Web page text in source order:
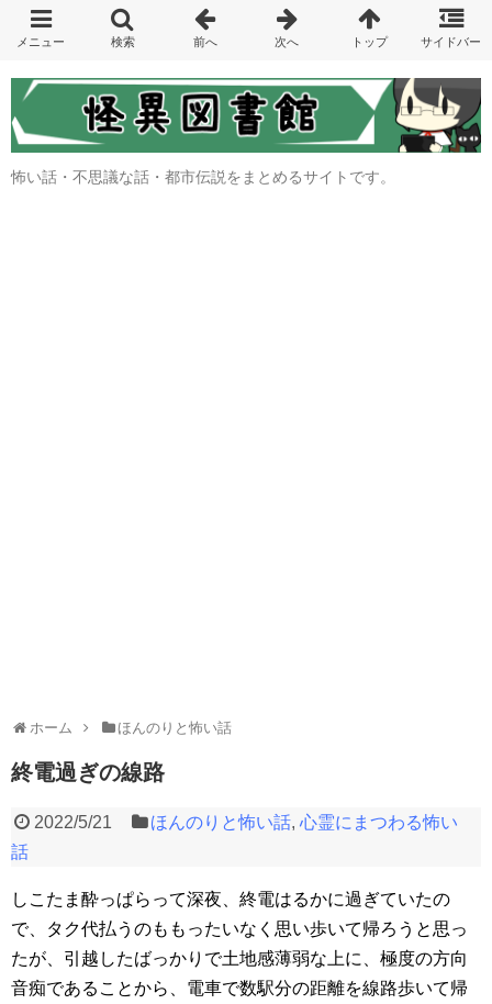
怖い話・不思議な話・都市伝説をまとめるサイトです。
ホーム ほんのりと怖い話
終電過ぎの線路
2022/5/21 ほんのりと怖い話,心霊にまつわる怖い
話
しこたま酔っぱらって深夜、終電はるかに過ぎていたの
で、タク代払うのももったいなく思い歩いて帰ろうと思っ
たが、引越したばっかりで土地感薄弱な上に、極度の方向
音痴であることから、電車で数駅分の距離を線路歩いて帰